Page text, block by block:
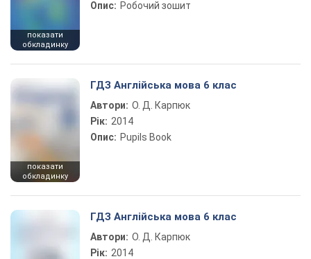
показати
обкладинку
Опис: Робочий зошит
показати
обкладинку
ГДЗ Англійська мова 6 клас
Автори: О. Д. Карпюк
Рік: 2014
Опис: Pupils Book
ГДЗ Англійська мова 6 клас
Автори: О. Д. Карпюк
Рік: 2014